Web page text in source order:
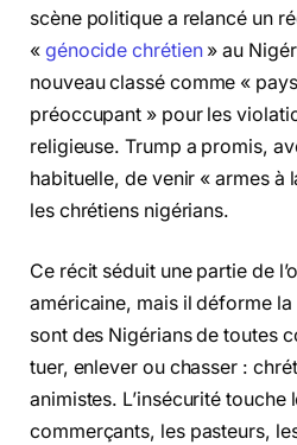
scène politique a relancé un
« génocide chrétien» au
nouveau classé comme «
préoccupant » pour les
religieuse. Trump a promis,
habituelle, de venir « armes à
les chrétiens nigérians.
Ce récit séduit une partie de
américaine, mais il déforme
sont des Nigérians de toutes
tuer, enlever ou chasser :
animistes. L’insécurité touche
commerçants, les pasteurs,